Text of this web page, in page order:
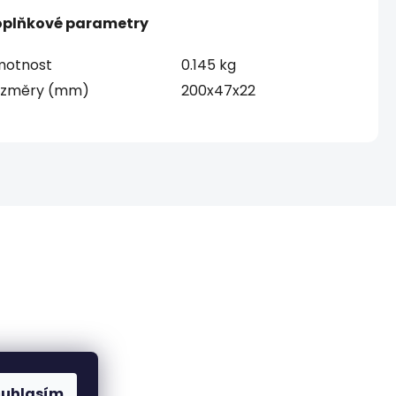
parametry
0.145 kg
(mm)
200x47x22